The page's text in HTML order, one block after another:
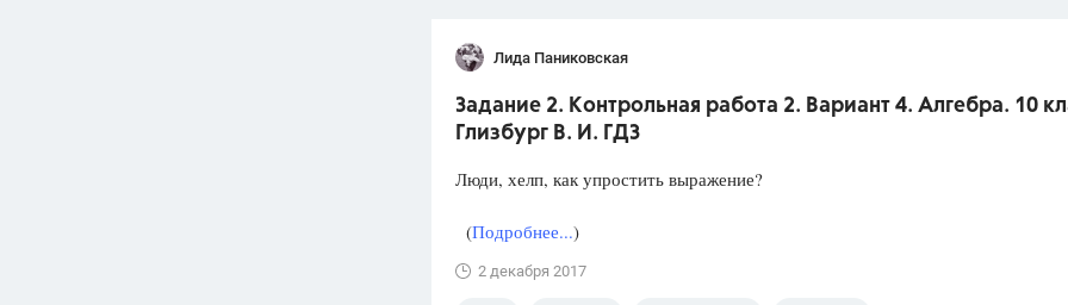
Лида Паниковская
Задание 2. Контрольная работа 2. Вариант 4. Алгебра. 10
Глизбург В. И. ГДЗ
Люди, хелп, как упростить выражение?
(Подробнее...)
2 декабря 2017